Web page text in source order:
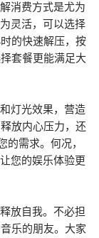
消费方式是尤为
灵活，可以选择
的快速解压，按
套餐更能满足大
灯光效果，营造
放内心压力，还
需求。何况，
您的娱乐体验更
放自我。不必担
乐的朋友。大家